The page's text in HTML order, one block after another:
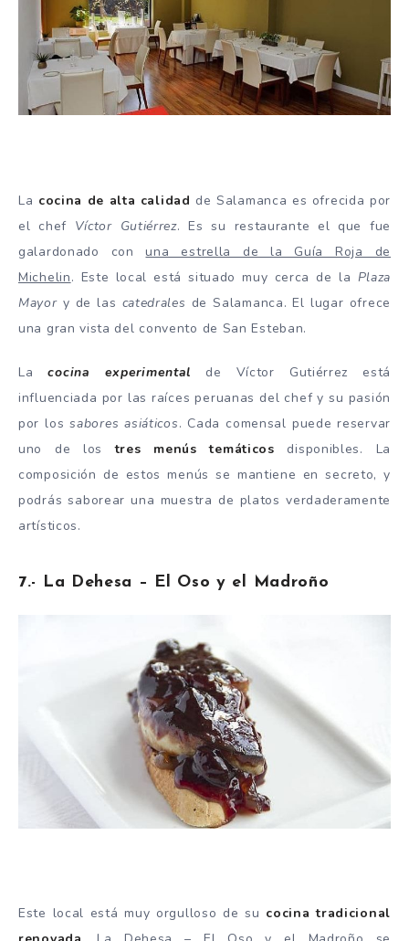
La cocina de alta calidad de Salamanca es ofrecida por
el chef Víctor Gutiérrez. Es su restaurante el que fue
galardonado conuna estrella de la Guía Roja de
Michelin. Este local está situado muy cerca de la Plaza
Mayory de las catedrales de Salamanca. El lugar ofrece
una gran vista del convento de San Esteban.
Lacocina experimental de Víctor Gutiérrez está
influenciada por las raíces peruanas del chef y su pasión
por lossabores asiáticos. Cada comensal puede reservar
uno de lostres menús temáticos disponibles. La
composición de estos menús se mantiene en secreto, y
podrás saborear una muestra de platos verdaderamente
artísticos.
7.- La Dehesa – El Oso y el Madroño
Este local está muy orgulloso de su cocina tradicional